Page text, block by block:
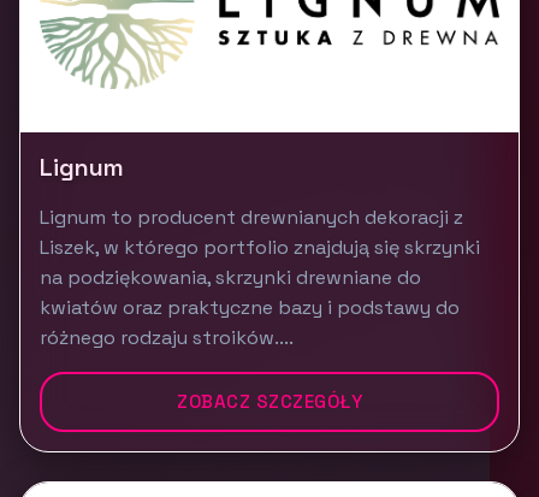
Lignum
Lignum to producent drewnianych dekoracji z
Liszek, w którego portfolio znajdują się skrzynki
na podziękowania, skrzynki drewniane do
kwiatów oraz praktyczne bazy i podstawy do
różnego rodzaju stroików....
ZOBACZ SZCZEGÓŁY